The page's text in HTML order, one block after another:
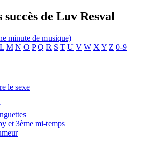
de Luv Resval
minute de musique)
L M N O P Q R S T U V W X Y Z 0-9
le sexe
et 3ème mi-temps